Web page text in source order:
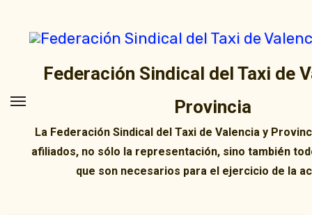
contenido
Federación Sindical del Taxi de
Provincia
La Federación Sindical del Taxi de Valencia y
afiliados, no sólo la representación, sino también
que son necesarios para el ejercicio de la